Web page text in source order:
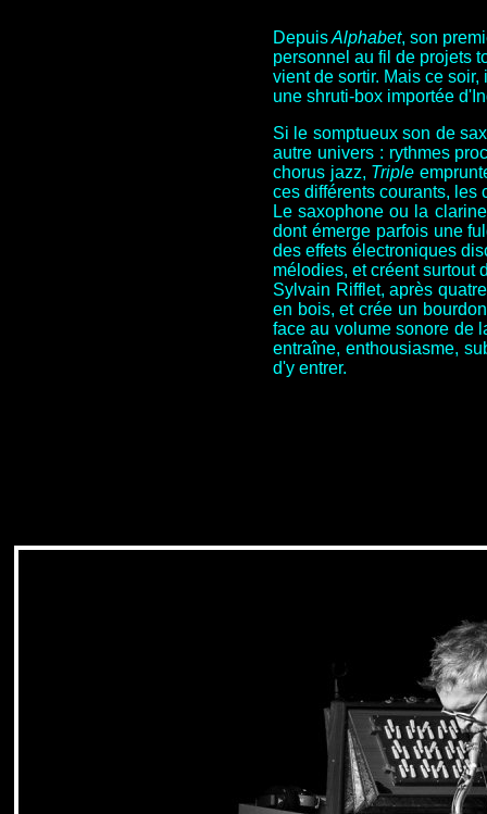
DepuisAlphabet, son
personnel au fil de projets
vient de sortir. Mais ce
une shruti-box importée
Si le somptueux son de
autre univers : rythmes
chorus jazz, Triple
ces différents courants, les
Le saxophone ou la
dont émerge parfois une
des effets électroniques
mélodies, et créent surtout
Sylvain Rifflet, après
en bois, et crée un
face au volume sonore de
entraîne, enthousiasme,
d'y entrer.